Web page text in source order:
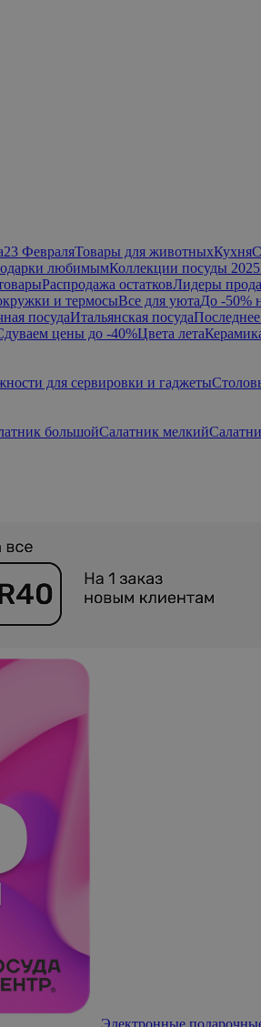
23 ФевраляТовары для животныхКухня
любимымКоллекции посуды 2025
Распродажа остатковЛидеры
и термосыВсе для уютаДо -50%
посудаИтальянская посуда
цены до -40%Цвета лета
для сервировки и гаджеты
большойСалатник мелкий
Электронные